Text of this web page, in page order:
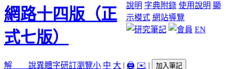
說明 字典附錄 使用說明 顯
示模式 網站導覽
EN
解 說異體字研訂瀏覽小 中 大 | 🖨️ ✉️ | 加入筆記